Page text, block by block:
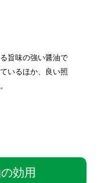
旨味の強い醤油で
いるほか、良い照
効用